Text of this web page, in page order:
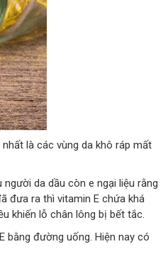
là các vùng da khô ráp mất
da dầu còn e ngại liệu rằng
đưa ra thì vitamin E chứa khá
khiến lỗ chân lông bị bết tắc.
bằng đường uống. Hiện nay có